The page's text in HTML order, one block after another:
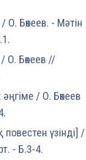
О. Бөкеев. - Мәтін
О. Бөкеев //
/ О. Бөкеев
үзінді] /
- Б.3-4.